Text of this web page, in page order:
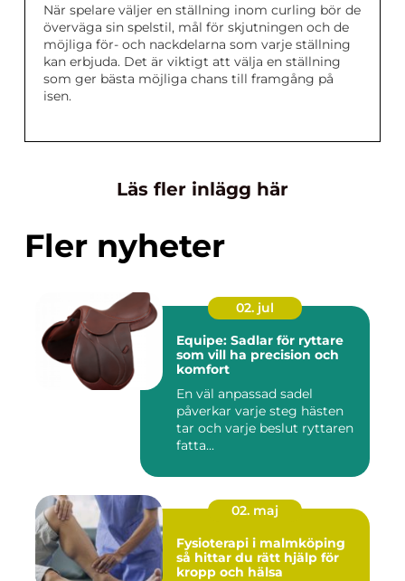
När spelare väljer en ställning inom curling bör de
överväga sin spelstil, mål för skjutningen och de
möjliga för- och nackdelarna som varje ställning
kan erbjuda. Det är viktigt att välja en ställning
som ger bästa möjliga chans till framgång på
isen.
Läs fler inlägg här
Fler nyheter
02. jul
Equipe: Sadlar för ryttare
som vill ha precision och
komfort
En väl anpassad sadel
påverkar varje steg hästen
tar och varje beslut ryttaren
fatta...
02. maj
Fysioterapi i malmköping
så hittar du rätt hjälp för
kropp och hälsa